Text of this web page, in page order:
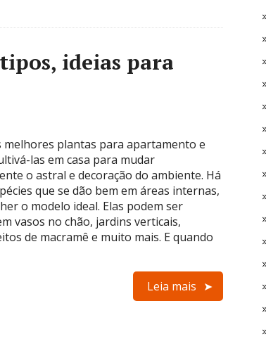
ideias para
melhores plantas para apartamento e
las em casa para mudar
o astral e decoração do ambiente. Há
que se dão bem em áreas internas,
o modelo ideal. Elas podem ser
vasos no chão, jardins verticais,
de macramê e muito mais. E quando
Leia mais